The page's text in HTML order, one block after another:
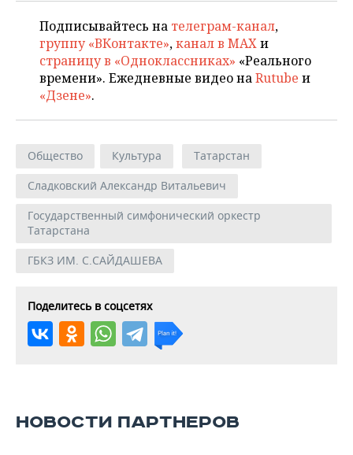
Подписывайтесь на телеграм-канал,
группу «ВКонтакте»,канал в MAXи
страницу в «Одноклассниках» «Реального
времени». Ежедневные видео наRutube и
«Дзене».
Общество Культура
Татарстан
Сладковский Александр Витальевич
Государственный симфонический оркестр
Татарстана
ГБКЗ ИМ. С.САЙДАШЕВА
Поделитесь в соцсетях
НОВОСТИ ПАРТНЕРОВ